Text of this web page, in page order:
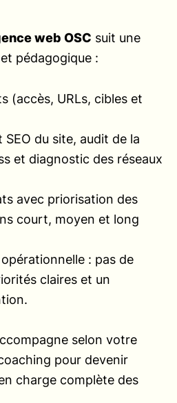
web OSC suit une
pédagogique :
(accès, URLs, cibles et
du site, audit de la
et diagnostic des réseaux
avec priorisation des
court, moyen et long
: pas de
claires et un
selon votre
pour devenir
charge complète des